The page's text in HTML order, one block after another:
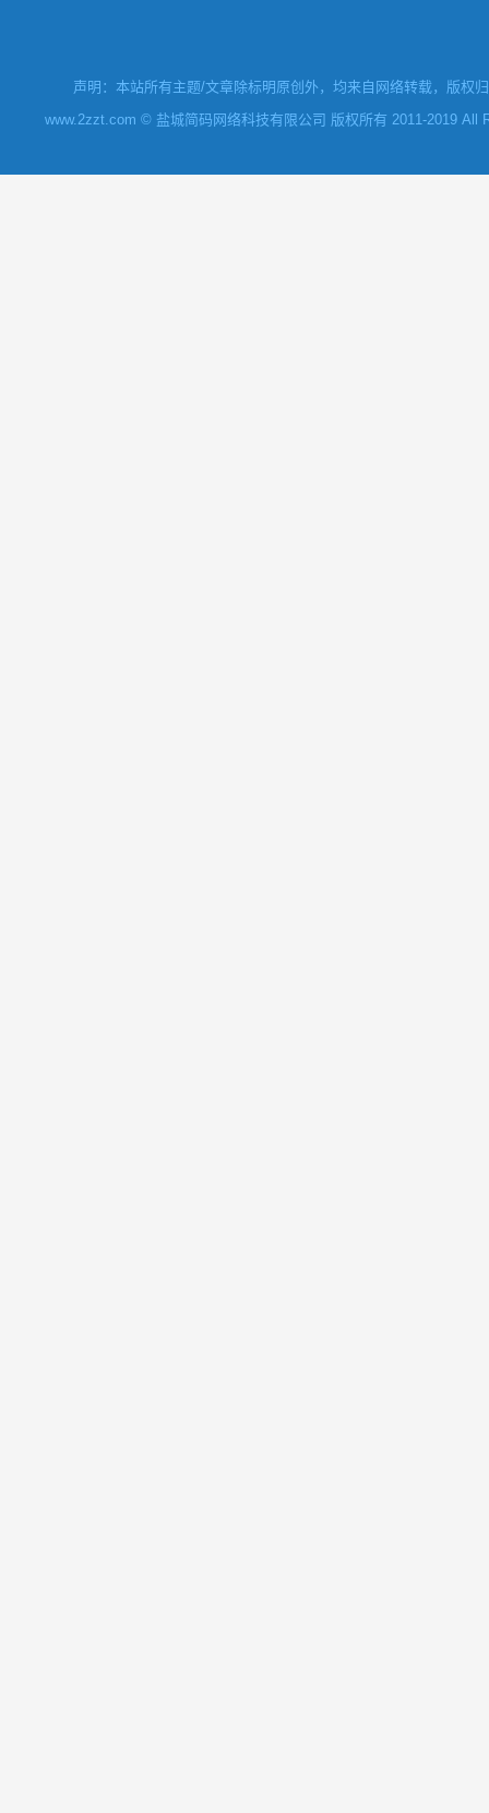
声明：本站所有主题/文章除标明原创外，均来自网络转载，版权
www.2zzt.com © 盐城简码网络科技有限公司 版权所有 2011-2019